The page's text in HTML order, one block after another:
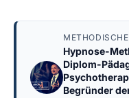
Hypnose-
Diplom-
Begründer